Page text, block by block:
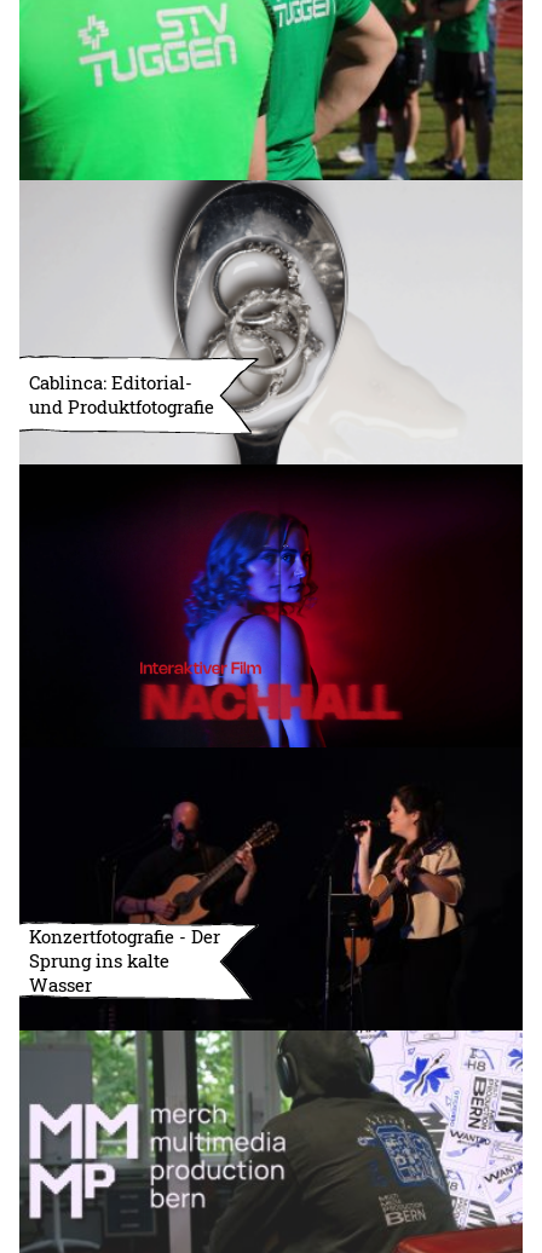
Cablinca: Editorial-
und Produktfotografie
Konzertfotografie - Der
Sprung ins kalte
Wasser